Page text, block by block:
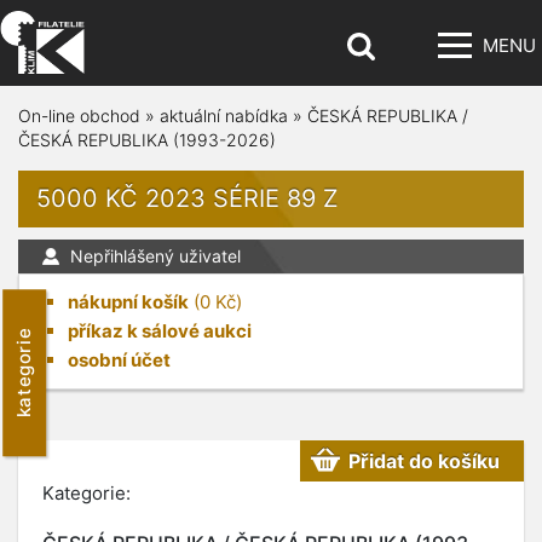
MENU
kategorie
On-line obchod » aktuální nabídka » ČESKÁ REPUBLIKA /
ČESKÁ REPUBLIKA (1993-2026)
5000 KČ 2023 SÉRIE 89 Z
Nepřihlášený uživatel
nákupní košík (0 Kč)
příkaz k sálové aukci
osobní účet
Kategorie:
Přidat do košíku